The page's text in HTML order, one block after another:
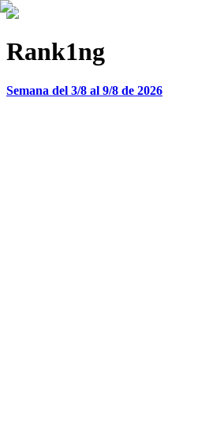
Rank1ng
Semana del 3/8 al 9/8 de 2026